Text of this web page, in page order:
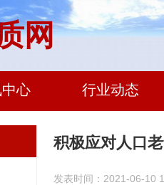
网
心 行业动态
积极应对人口
发表时间：2021-06-10